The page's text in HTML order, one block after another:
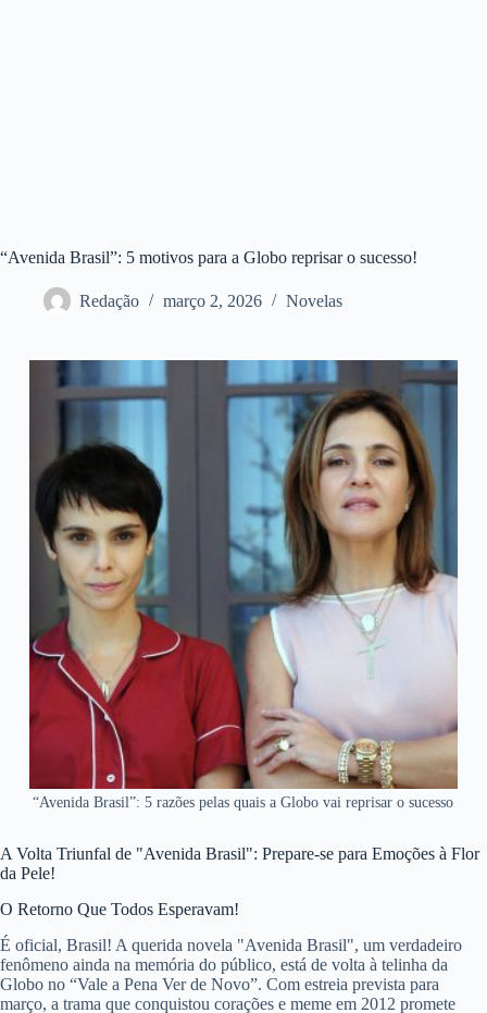
“Avenida Brasil”: 5 motivos para a Globo reprisar o sucesso!
Redação março 2, 2026 Novelas
“Avenida Brasil”: 5 razões pelas quais a Globo vai reprisar o sucesso
A Volta Triunfal de "Avenida Brasil": Prepare-se para Emoções à Flor
da Pele!
O Retorno Que Todos Esperavam!
É oficial, Brasil! A querida novela "Avenida Brasil", um verdadeiro
fenômeno ainda na memória do público, está de volta à telinha da
Globo no “Vale a Pena Ver de Novo”. Com estreia prevista para
março, a trama que conquistou corações e meme em 2012 promete